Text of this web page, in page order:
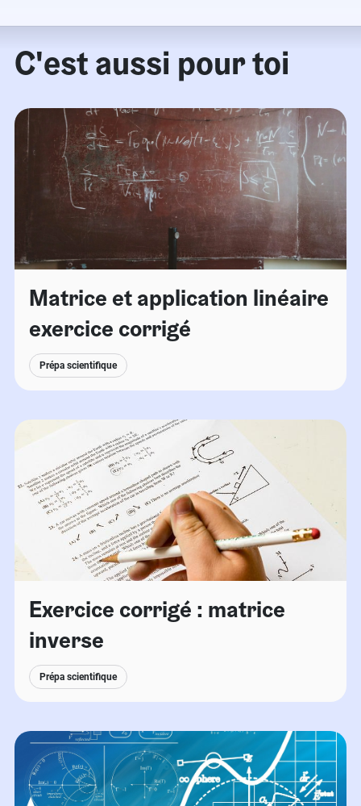
C'est aussi pour toi
Matrice et application linéaire
exercice corrigé
Prépa scientifique
Exercice corrigé : matrice
inverse
Prépa scientifique